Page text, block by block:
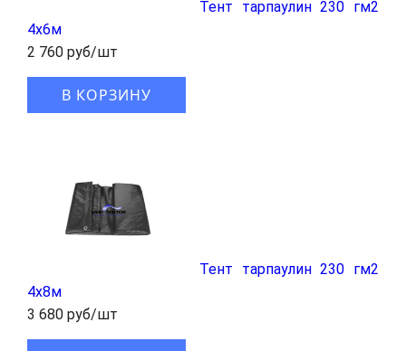
Тент тарпаулин 230 гм2
4x6м
2 760 руб/шт
В КОРЗИНУ
Тент тарпаулин 230 гм2
4x8м
3 680 руб/шт